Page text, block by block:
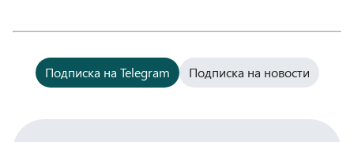
Подписка на Telegram Подписка на новости